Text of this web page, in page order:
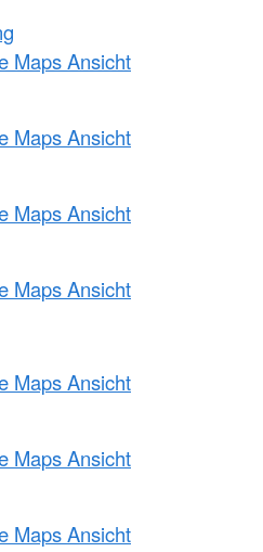
Maps Ansicht
Maps Ansicht
Maps Ansicht
Maps Ansicht
Maps Ansicht
Maps Ansicht
Maps Ansicht